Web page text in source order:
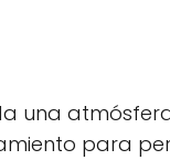
una
para